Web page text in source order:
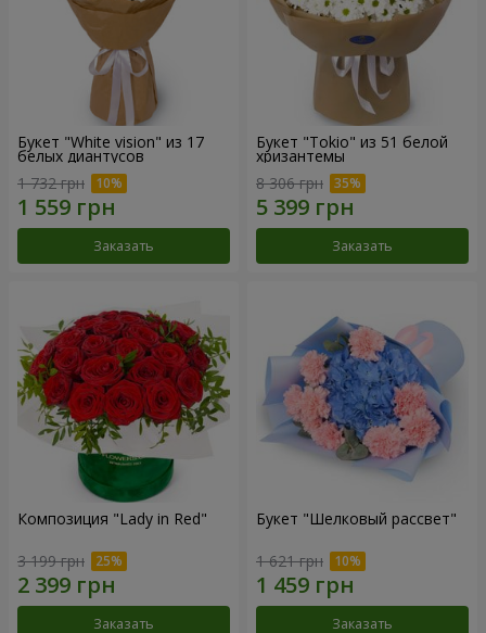
Букет "White vision" из 17
белых диантусов
1 732 грн
Заказать
Букет "Tokio" из 51 белой
хризантемы
8 306 грн
Заказать
Композиция "Lady in Red"
3 199 грн
Заказать
Букет "Шелковый рассвет"
1 621 грн
Заказать